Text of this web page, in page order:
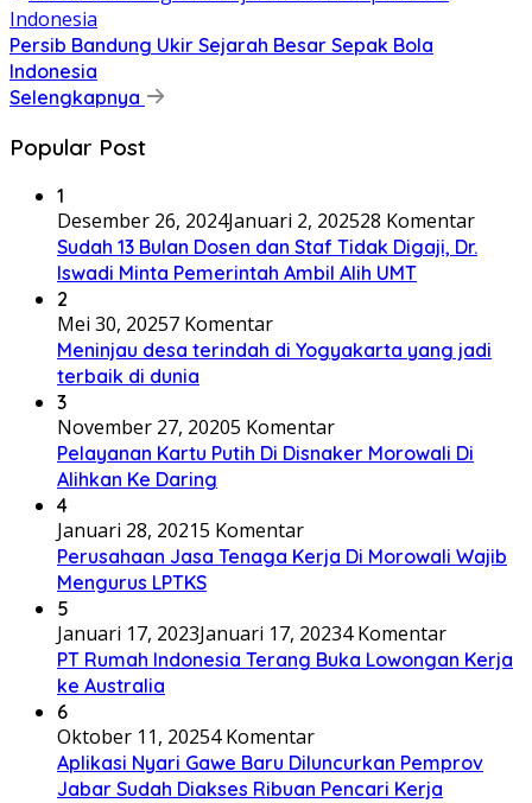
Persib Bandung Ukir Sejarah Besar Sepak Bola
Indonesia
Selengkapnya
Popular Post
1
Desember 26, 2024Januari 2, 202528 Komentar
Sudah 13 Bulan Dosen dan Staf Tidak Digaji, Dr.
Iswadi Minta Pemerintah Ambil Alih UMT
2
Mei 30, 20257 Komentar
Meninjau desa terindah di Yogyakarta yang jadi
terbaik di dunia
3
November 27, 20205 Komentar
Pelayanan Kartu Putih Di Disnaker Morowali Di
Alihkan Ke Daring
4
Januari 28, 20215 Komentar
Perusahaan Jasa Tenaga Kerja Di Morowali Wajib
Mengurus LPTKS
5
Januari 17, 2023Januari 17, 20234 Komentar
PT Rumah Indonesia Terang Buka Lowongan Kerja
ke Australia
6
Oktober 11, 20254 Komentar
Aplikasi Nyari Gawe Baru Diluncurkan Pemprov
Jabar Sudah Diakses Ribuan Pencari Kerja